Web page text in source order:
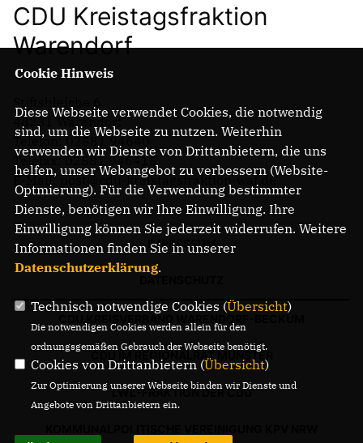
CDU Kreistagsfraktion
Warendorf
48231 Warendorf
Telefon: 02581 94640
Telefax: 02581 946415
E-Mail: post@cdu-kreistagsfraktion-waf.de
IMPRESSUM
CDU IM REGIONALRAT MÜNSTER
LWL-FRAKTION DER CDU
Cookie Hinweis
Diese Webseite verwendet Cookies, die notwendig
sind, um die Webseite zu nutzen. Weiterhin
verwenden wir Dienste von Drittanbietern, die uns
helfen, unser Webangebot zu verbessern (Website-
Optmierung). Für die Verwendung bestimmter
Dienste, benötigen wir Ihre Einwilligung. Ihre
Einwilligung können Sie jederzeit widerrufen. Weitere
Informationen finden Sie in unserer
Datenschutzerklärung.
Technisch notwendige Cookies (Übersicht)
Die notwendigen Cookies werden allein für den
ordnungsgemäßen Gebrauch der Webseite benötigt.
Cookies von Drittanbietern (Übersicht)
Zur Optimierung unserer Webseite binden wir Dienste und
Angebote von Drittanbietern ein.